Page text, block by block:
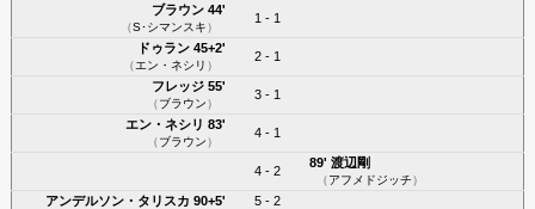
ブラウン44'
（S･シマンスキ）
1 - 1
ドゥラン45+2'
（エン・ネシリ ）
2 - 1
フレッジ55'
（ブラウン）
3 - 1
エン・ネシリ 83'
（ブラウン）
4 - 1
4 - 2
89' 渡辺剛
（アフメドジッチ）
アンデルソン・タリスカ 90+5'
5 - 2